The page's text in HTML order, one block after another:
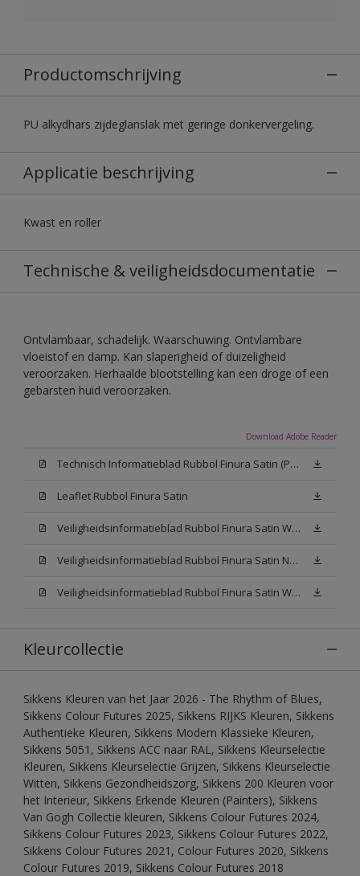
Productomschrijving
PU alkydhars zijdeglanslak met geringe donkervergeling.
Applicatie beschrijving
Kwast en roller
Technische & veiligheidsdocumentatie
Ontvlambaar, schadelijk. Waarschuwing. Ontvlambare
vloeistof en damp. Kan slaperigheid of duizeligheid
veroorzaken. Herhaalde blootstelling kan een droge of een
gebarsten huid veroorzaken.
Download Adobe Reader
Technisch Informatieblad Rubbol Finura Satin (PDF)
Leaflet Rubbol Finura Satin
Veiligheidsinformatieblad Rubbol Finura Satin W05 (MSDS)
Veiligheidsinformatieblad Rubbol Finura Satin N00 (MSDS)
Veiligheidsinformatieblad Rubbol Finura Satin White (MSDS)
Kleurcollectie
Sikkens Kleuren van het Jaar 2026 - The Rhythm of Blues,
Sikkens Colour Futures 2025, Sikkens RIJKS Kleuren, Sikkens
Authentieke Kleuren, Sikkens Modern Klassieke Kleuren,
Sikkens 5051, Sikkens ACC naar RAL, Sikkens Kleurselectie
Kleuren, Sikkens Kleurselectie Grijzen, Sikkens Kleurselectie
Witten, Sikkens Gezondheidszorg, Sikkens 200 Kleuren voor
het Interieur, Sikkens Erkende Kleuren (Painters), Sikkens
Van Gogh Collectie kleuren, Sikkens Colour Futures 2024,
Sikkens Colour Futures 2023, Sikkens Colour Futures 2022,
Sikkens Colour Futures 2021, Colour Futures 2020, Sikkens
Colour Futures 2019, Sikkens Colour Futures 2018